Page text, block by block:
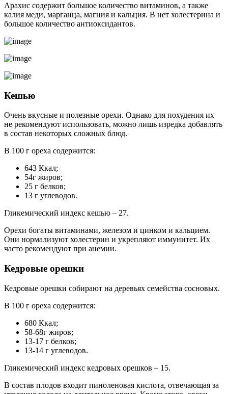
Арахис содержит большое количество витаминов, а также
калия меди, марганца, магния и кальция. В нет холестерина и
большое количество антиоксидантов.
Кешью
Очень вкусные и полезные орехи. Однако для похудения их
не рекомендуют использовать, можно лишь изредка добавлять
в состав некоторых сложных блюд.
В 100 г ореха содержится:
643 Ккал;
54г жиров;
25 г белков;
13 г углеводов.
Гликемический индекс кешью – 27.
Орехи богаты витаминами, железом и цинком и кальцием.
Они нормализуют холестерин и укрепляют иммунитет. Их
часто рекомендуют при анемии.
Кедровые орешки
Кедровые орешки собирают на деревьях семейства сосновых.
В 100 г ореха содержится:
680 Ккал;
58-68г жиров;
13-17 г белков;
13-14 г углеводов.
Гликемический индекс кедровых орешков – 15.
В состав плодов входит пиноленовая кислота, отвечающая за